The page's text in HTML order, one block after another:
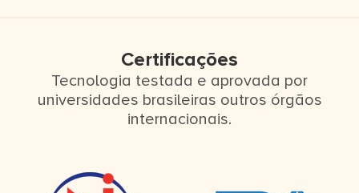
Certificações
Tecnologia testada e aprovada por
universidades brasileiras outros órgãos
internacionais.